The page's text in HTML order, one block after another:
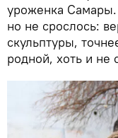
уроженка Самары.
но не срослось:
скульптуры,
родной, хоть и